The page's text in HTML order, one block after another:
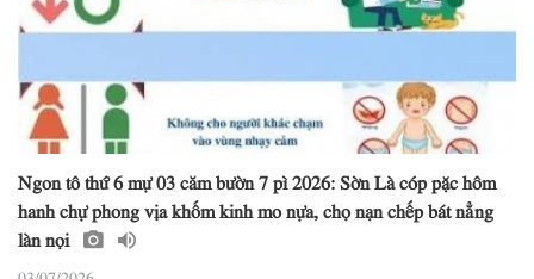
Ngon tô thứ 6 mự 03 căm bườn 7 pì 2026: Sờn Là cóp pặc hôm
hanh chự phong vịa khốm kinh mo nựa, chọ nạn chếp bát nẳng
làn nọi